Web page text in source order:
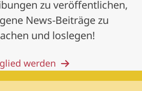
zu veröffentlichen,
News-Beiträge zu
und loslegen!
werden